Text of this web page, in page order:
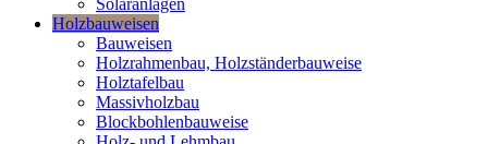
Solaranlagen
Holzbauweisen
Bauweisen
Holzrahmenbau, Holzständerbauweise
Holztafelbau
Massivholzbau
Blockbohlenbauweise